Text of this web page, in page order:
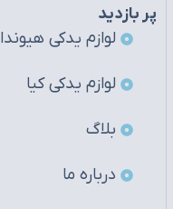
پر بازدید
لوازم یدکی هیوندا
لوازم یدکی کیا
بلاگ
درباره ما